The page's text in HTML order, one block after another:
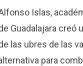
Islas,
Guadalajara creó
las ubres de las
para